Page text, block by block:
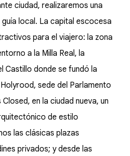
ciudad, realizaremos una
local. La capital escocesa
para el viajero: la zona
a la Milla Real, la
Castillo donde se fundó la
sede del Parlamento
en la ciudad nueva, un
de estilo
las clásicas plazas
privados; y desde las